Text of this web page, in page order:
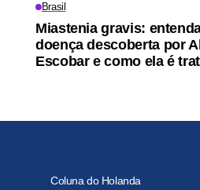
Brasil
Miastenia gravis:
doença descoberta por
Escobar e como ela é
Coluna do Holanda